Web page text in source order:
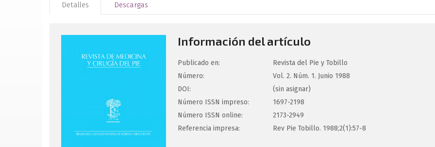
Detalles Descargas
Información del artículo
Publicado en:
Revista del Pie y Tobillo
Número:
Vol. 2. Núm. 1. Junio 1988
DOI:
(sin asignar)
Número ISSN impreso:
1697-2198
Número ISSN online:
2173-2949
Referencia impresa:
Rev Pie Tobillo. 1988;2(1):57-8